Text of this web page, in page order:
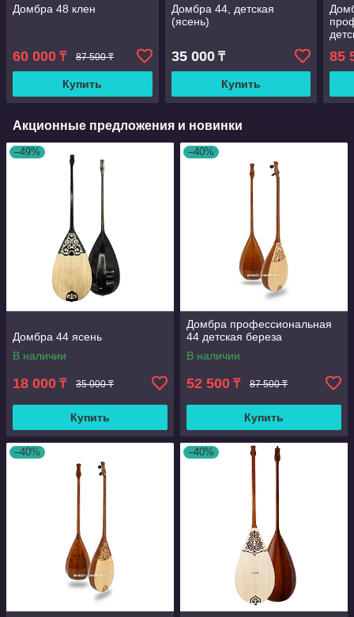
Домбра 48 клен
60 000 ₸ 87 500 ₸
Купить
Домбра 44, детская
(ясень)
35 000₸
Купить
85
Акционные предложения и новинки
–49%
Домбра 44 ясень
В наличии
18 000 ₸ 35 000 ₸
Купить
–40%
Домбра профессиональная
44 детская береза
В наличии
52 500 ₸ 87 500 ₸
Купить
–40% –40%